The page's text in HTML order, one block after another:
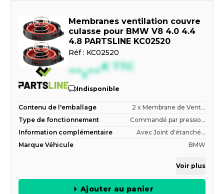
Membranes ventilation couvre
culasse pour BMW V8 4.0 4.4
4.8 PARTSLINE KC02520
Réf : KC02520
--,--€ TTC
Indisponible
Contenu de l'emballage
2 x Membrane de Vent...
Type de fonctionnement
Commandé par pressio...
Information complémentaire
Avec Joint d'étanché...
Marque Véhicule
BMW
Voir plus
Ajouter au panier